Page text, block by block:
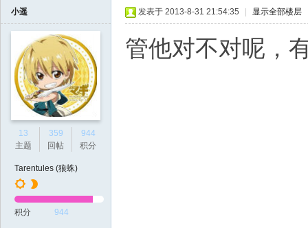
小遥
13
主题
359
回帖
944
积分
Tarentules (狼蛛)
积分 944
发表于 2013-8-31 21:54:35 显示全部楼层
管他对不对呢，